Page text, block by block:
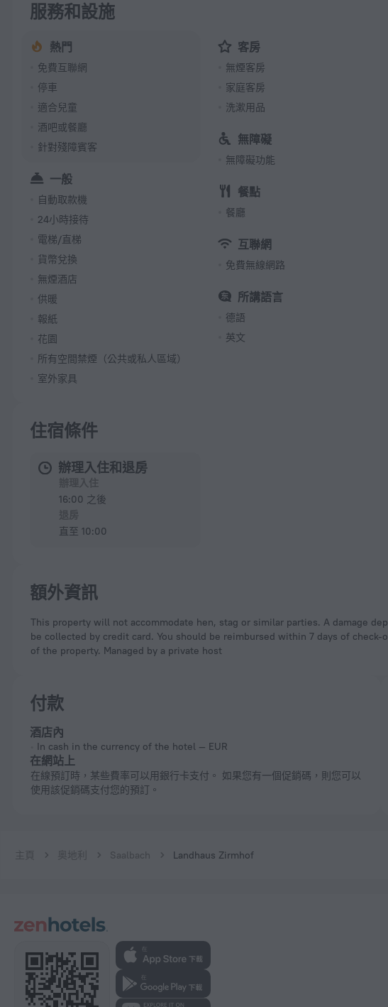
服務和設施
熱門
免費互聯網
停車
適合兒童
酒吧或餐廳
針對殘障賓客
一般
自動取款機
24小時接待
電梯/直梯
貨幣兌換
無煙酒店
供暖
報紙
花園
所有空間禁煙（公共或私人區域）
室外家具
客房
無煙客房
家庭客房
洗漱用品
無障礙
無障礙功能
餐點
餐廳
互聯網
免費無線網路
所講語言
德語
英文
住宿條件
辦理入住和退房
16:00 之後
直至 10:00
額外資訊
This property will not accommodate hen, stag or similar parties. A damage deposit of EUR 500 is required. The host charges this 7 days before arrival. This will
be collected by credit card. You should be reimbursed within 7 days of
of the property. Managed by a private host
付款
酒店內
In cash in the currency of the hotel — EUR
在網站上
在線預訂時，某些費率可以用銀行卡支付。 如果您有一個促銷碼，則您可以
使用該促銷碼支付您的預訂。
主頁 奥地利 Saalbach Landhaus Zirmhof